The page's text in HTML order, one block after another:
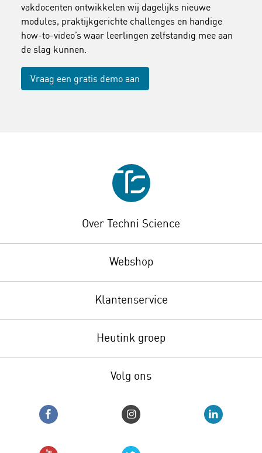
vakdocenten ontwikkelen wij dagelijks nieuwe
modules, praktijkgerichte challenges en handige
how-to-video’s waar leerlingen zelfstandig mee aan
de slag kunnen.
Vraag een gratis demo aan
Over Techni Science
Webshop
Klantenservice
Heutink groep
Volg ons